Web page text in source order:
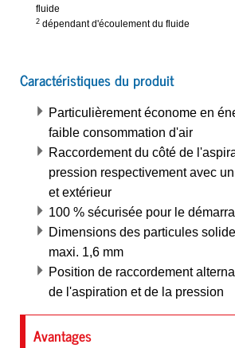
fluide
2 dépendant d'écoulement du fluide
Caractéristiques du produit
Particulièrement économe en
faible consommation d'air
Raccordement du côté de
pression respectivement avec
et extérieur
100 % sécurisée pour le
Dimensions des particules
maxi. 1,6 mm
Position de raccordement
de l'aspiration et de la pression
Avantages